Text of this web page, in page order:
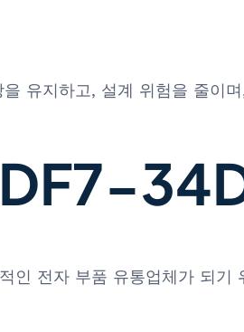
유지하고, 설계 위험을 줄이
인 전자 부품 유통업체가 되기